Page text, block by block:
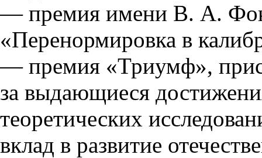
— премия имени В. А.
«Перенормировка в
— премия «Триумф»,
за выдающиеся
теоретических
вклад в развитие